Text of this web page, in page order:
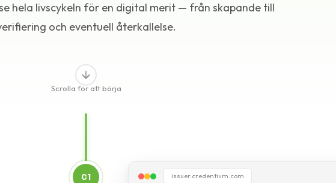
hela livscykeln för en digital merit — från skapande till
och eventuell återkallelse.
Scrolla för att börja
01 issuer.credentium.com